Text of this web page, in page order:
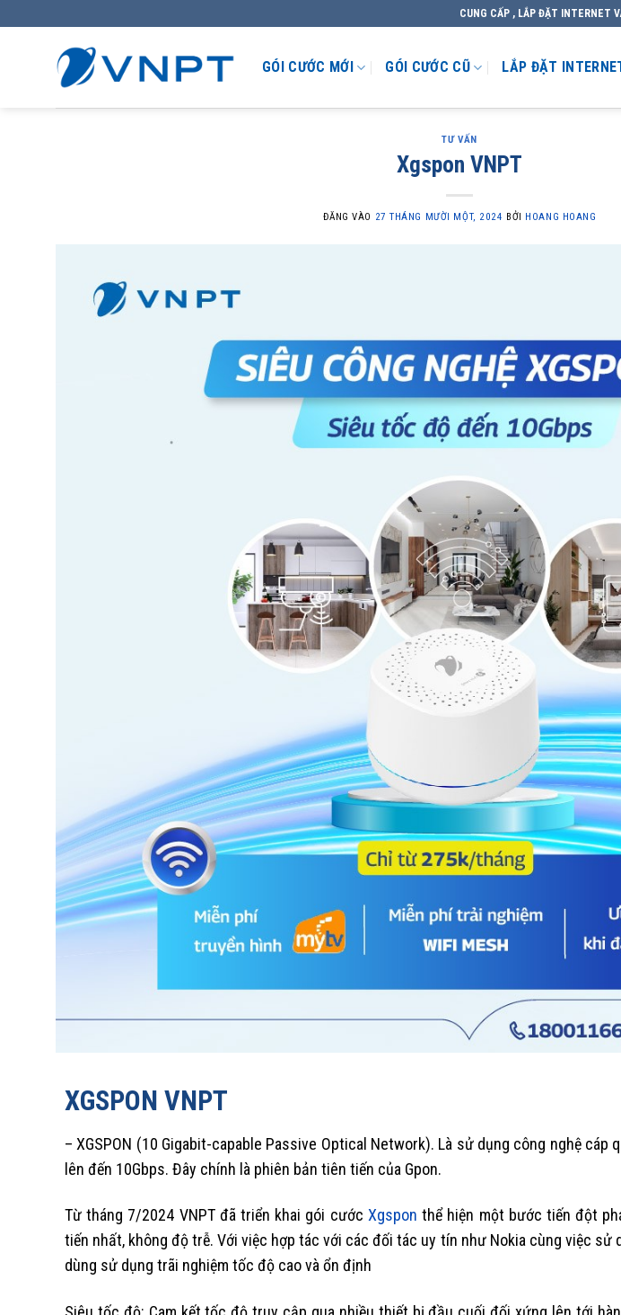
CUNG CẤP , LẮP ĐẶT INTERNET
GÓI CƯỚC MỚI GÓI CƯỚC CŨ LẮP ĐẶT
TƯ VẤN
Xgspon VNPT
ĐĂNG VÀO 27 THÁNG MƯỜI MỘT, 2024 BỞI HOANG HOANG
XGSPON VNPT
– XGSPON (10 Gigabit-capable Passive Optical Network). Là sử dụng công nghệ
lên đến 10Gbps. Đây chính là phiên bản tiên tiến của Gpon.
Từ tháng 7/2024 VNPT đã triển khai gói cước Xgspon thể hiện một bước tiến đột
tiến nhất, không độ trễ. Với việc hợp tác với các đối tác uy tín như Nokia cùng việc sử
dùng sử dụng trãi nghiệm tốc độ cao và ổn định